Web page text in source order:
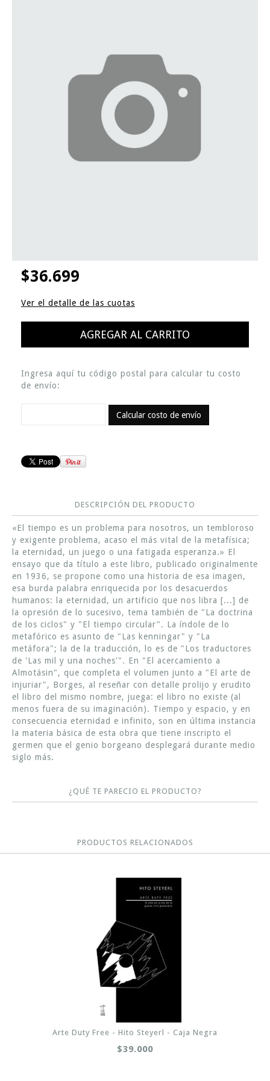
$36.699
Ver el detalle de las cuotas
Ingresa aquí tu código postal para calcular tu costo
de envío:
Calcular costo de envío
DESCRIPCIÓN DEL PRODUCTO
«El tiempo es un problema para nosotros, un tembloroso
y exigente problema, acaso el más vital de la metafísica;
la eternidad, un juego o una fatigada esperanza.» El
ensayo que da título a este libro, publicado originalmente
en 1936, se propone como una historia de esa imagen,
esa burda palabra enriquecida por los desacuerdos
humanos: la eternidad, un artificio que nos libra [...] de
la opresión de lo sucesivo, tema también de "La doctrina
de los ciclos" y "El tiempo circular". La índole de lo
metafórico es asunto de "Las kenningar" y "La
metáfora"; la de la traducción, lo es de "Los traductores
de 'Las mil y una noches'". En "El acercamiento a
Almotásin", que completa el volumen junto a "El arte de
injuriar", Borges, al reseñar con detalle prolijo y erudito
el libro del mismo nombre, juega: el libro no existe (al
menos fuera de su imaginación). Tiempo y espacio, y en
consecuencia eternidad e infinito, son en última instancia
la materia básica de esta obra que tiene inscripto el
germen que el genio borgeano desplegará durante medio
siglo más.
¿QUÉ TE PARECIO EL PRODUCTO?
PRODUCTOS RELACIONADOS
Arte Duty Free - Hito Steyerl - Caja Negra
$39.000